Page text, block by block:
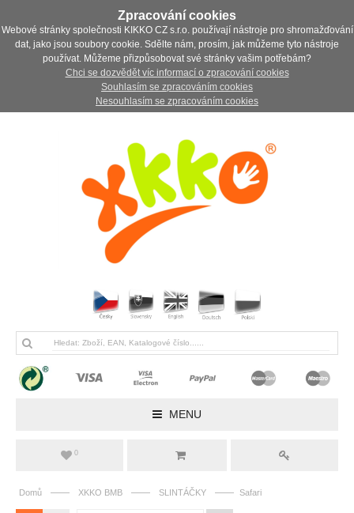
Zpracování cookies
Webové stránky společnosti KIKKO CZ s.r.o. používají nástroje pro shromažďování
dat, jako jsou soubory cookie. Sdělte nám, prosím, jak můžeme tyto nástroje
používat. Můžeme přizpůsobovat své stránky vašim potřebám?
Chci se dozvědět víc informací o zpracování cookies
Souhlasím se zpracováním cookies
Nesouhlasím se zpracováním cookies
MENU
0
Domů —— XKKO BMB —— SLINTÁČKY —— Safari